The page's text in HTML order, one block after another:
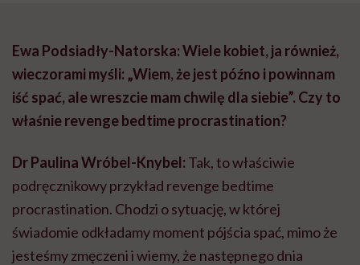
Ewa Podsiadły-Natorska: Wiele kobiet, ja również,
wieczorami myśli: „Wiem, że jest późno i powinnam
iść spać, ale wreszcie mam chwilę dla siebie”. Czy to
właśnie revenge bedtime procrastination?
Dr Paulina Wróbel-Knybel: Tak, to właściwie
podręcznikowy przykład revenge bedtime
procrastination. Chodzi o sytuację, w której
świadomie odkładamy moment pójścia spać, mimo że
jesteśmy zmęczeni i wiemy, że następnego dnia